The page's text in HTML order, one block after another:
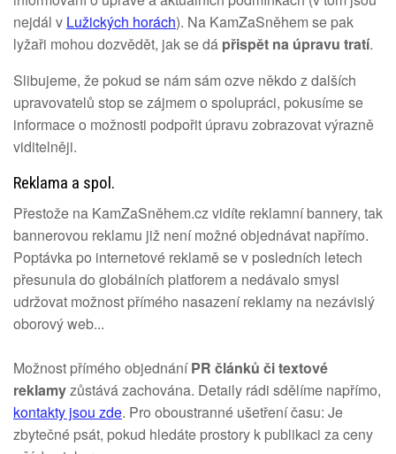
nejdál v Lužických horách). Na KamZaSněhem se pak
lyžaři mohou dozvědět, jak se dá přispět na úpravu tratí.
Slibujeme, že pokud se nám sám ozve někdo z dalších
upravovatelů stop se zájmem o spolupráci, pokusíme se
informace o možnosti podpořit úpravu zobrazovat výrazně
viditelněji.
Reklama a spol.
Přestože na KamZaSněhem.cz vidíte reklamní bannery, tak
bannerovou reklamu již není možné objednávat napřímo.
Poptávka po internetové reklamě se v posledních letech
přesunula do globálních platforem a nedávalo smysl
udržovat možnost přímého nasazení reklamy na nezávislý
oborový web...
Možnost přímého objednáníPR článků či textové
reklamyzůstává zachována. Detaily rádi sdělíme napřímo,
kontakty jsou zde. Pro oboustranné ušetření času: Je
zbytečné psát, pokud hledáte prostory k publikaci za ceny